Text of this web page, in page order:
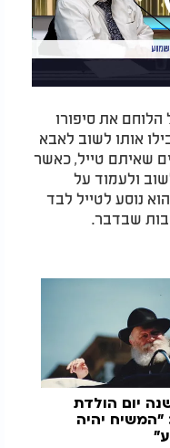
את סיפורו
אותו לשוב לאבא
שאיתם טייל, כאשר
ולעמוד על
נוסע לטייל לבד
שבדבר.
שנה יום הולדת
"המשיח יהיה